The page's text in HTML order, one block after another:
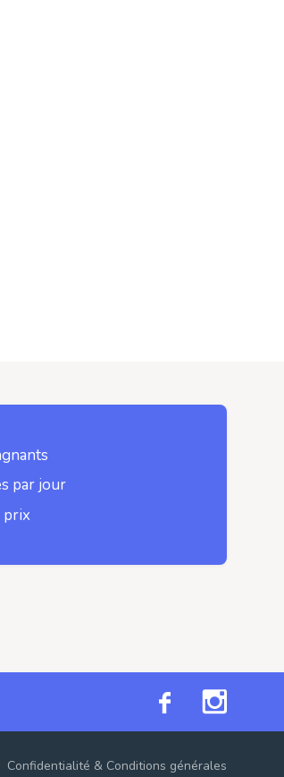
par jour
prix
Confidentialité & Conditions générales